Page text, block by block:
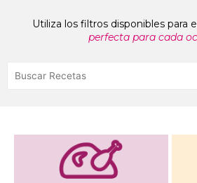
Utiliza los filtros disponibles para
perfecta para cada